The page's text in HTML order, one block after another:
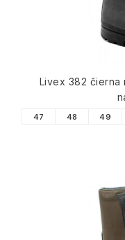
Livex 382 čierna
47 48 49